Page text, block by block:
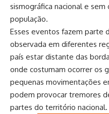
sismográfica nacional e
população.
Esses eventos fazem parte
observada em diferentes
país estar distante das
onde costumam ocorrer os
pequenas movimentações
podem provocar tremores
partes do território nacional.